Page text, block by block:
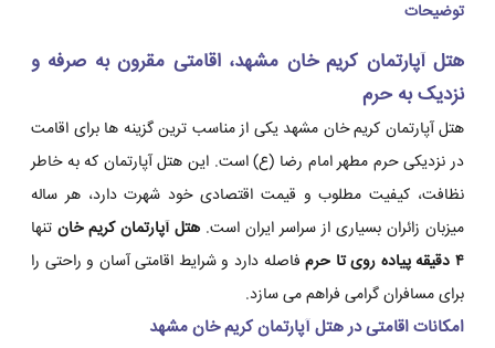
توضیحات
هتل آپارتمان کریم خان مشهد، اقامتی مقرون به صرفه و
نزدیک به حرم
هتل آپارتمان کریم خان مشهد یکی از مناسب ترین گزینه ها برای اقامت
در نزدیکی حرم مطهر امام رضا (ع) است. این هتل آپارتمان که به خاطر
نظافت، کیفیت مطلوب و قیمت اقتصادی خود شهرت دارد، هر ساله
میزبان زائران بسیاری از سراسر ایران است. هتل آپارتمان کریم خان تنها
۴ دقیقه پیاده روی تا حرم
فاصله دارد و شرایط اقامتی آسان و راحتی را
برای مسافران گرامی فراهم می سازد.
امکانات اقامتی در هتل آپارتمان کریم خان مشهد